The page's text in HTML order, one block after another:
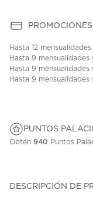
PROMOCIONES
Hasta 12 mensualidades
Hasta 9 mensualidades
Hasta 9 mensualidades
Hasta 9 mensualidades
PUNTOS
Obtén 940 Puntos
DESCRIPCIÓN DE